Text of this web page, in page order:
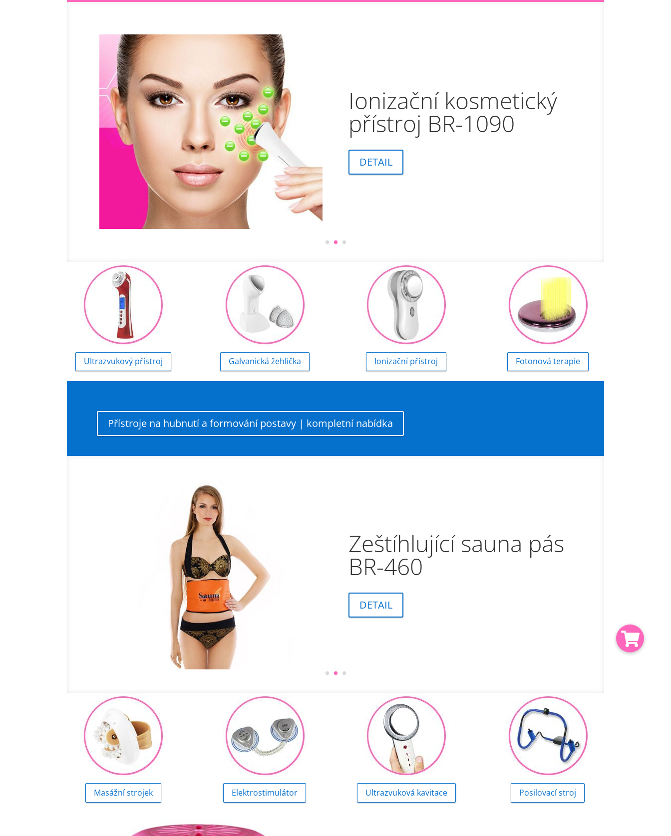
Kosmetický pleťový
přístroj ROLLER
THERAPY BR-1120
Ultrazvukový přístroj Galvanická žehlička Ionizační přístroj Fotonová terapie
Přístroje na hubnutí a formování postavy | kompletní nabídka
Elektrostimulátor BR-
670
Masážní strojek Elektrostimulátor Ultrazvuková kavitace Posilovací stroj